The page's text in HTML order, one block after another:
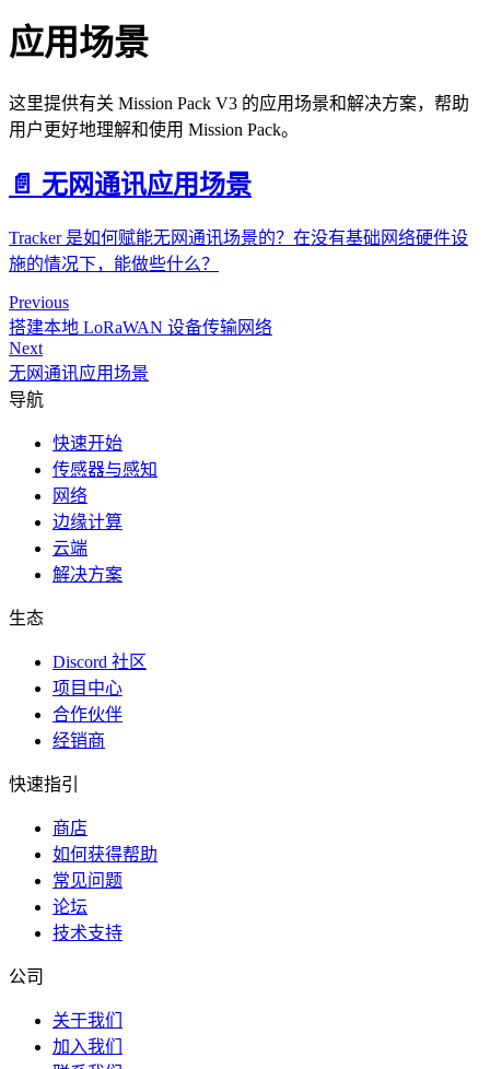
应用场景
这里提供有关 Mission Pack V3 的应用场景和解决方案，帮助
用户更好地理解和使用 Mission Pack。
📄️ 无网通讯应用场景
Tracker 是如何赋能无网通讯场景的？在没有基础网络硬件设
施的情况下，能做些什么？
Previous
搭建本地 LoRaWAN 设备传输网络
Next
无网通讯应用场景
导航
快速开始
传感器与感知
网络
边缘计算
云端
解决方案
生态
Discord 社区
项目中心
合作伙伴
经销商
快速指引
商店
如何获得帮助
常见问题
论坛
技术支持
公司
关于我们
加入我们